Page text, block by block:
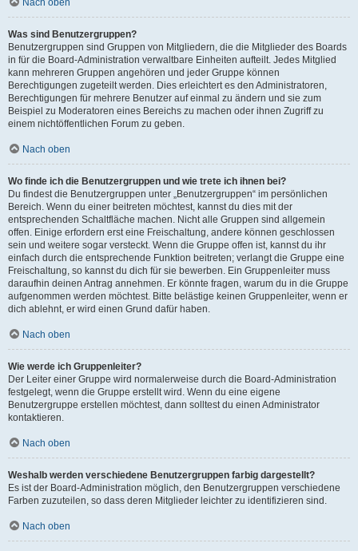
Nach oben
Was sind Benutzergruppen?
Benutzergruppen sind Gruppen von Mitgliedern, die die Mitglieder des Boards
in für die Board-Administration verwaltbare Einheiten aufteilt. Jedes Mitglied
kann mehreren Gruppen angehören und jeder Gruppe können
Berechtigungen zugeteilt werden. Dies erleichtert es den Administratoren,
Berechtigungen für mehrere Benutzer auf einmal zu ändern und sie zum
Beispiel zu Moderatoren eines Bereichs zu machen oder ihnen Zugriff zu
einem nichtöffentlichen Forum zu geben.
Nach oben
Wo finde ich die Benutzergruppen und wie trete ich ihnen bei?
Du findest die Benutzergruppen unter „Benutzergruppen“ im persönlichen
Bereich. Wenn du einer beitreten möchtest, kannst du dies mit der
entsprechenden Schaltfläche machen. Nicht alle Gruppen sind allgemein
offen. Einige erfordern erst eine Freischaltung, andere können geschlossen
sein und weitere sogar versteckt. Wenn die Gruppe offen ist, kannst du ihr
einfach durch die entsprechende Funktion beitreten; verlangt die Gruppe eine
Freischaltung, so kannst du dich für sie bewerben. Ein Gruppenleiter muss
daraufhin deinen Antrag annehmen. Er könnte fragen, warum du in die Gruppe
aufgenommen werden möchtest. Bitte belästige keinen Gruppenleiter, wenn er
dich ablehnt, er wird einen Grund dafür haben.
Nach oben
Wie werde ich Gruppenleiter?
Der Leiter einer Gruppe wird normalerweise durch die Board-Administration
festgelegt, wenn die Gruppe erstellt wird. Wenn du eine eigene
Benutzergruppe erstellen möchtest, dann solltest du einen Administrator
kontaktieren.
Nach oben
Weshalb werden verschiedene Benutzergruppen farbig dargestellt?
Es ist der Board-Administration möglich, den Benutzergruppen verschiedene
Farben zuzuteilen, so dass deren Mitglieder leichter zu identifizieren sind.
Nach oben